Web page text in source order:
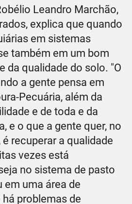
Leandro Marchão,
explica que quando
em sistemas
também em um bom
da qualidade do solo. "O
a gente pensa em
Pecuária, além da
e de toda e da
e o que a gente quer, no
recuperar a qualidade
vezes está
no sistema de pasto
uma área de
problemas de